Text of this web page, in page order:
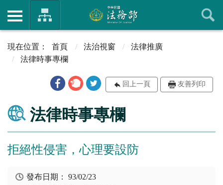
首頁 法治視窗
法律推廣
法律時事專欄
回上一頁 友善列印
法律時事專欄
拒絕性侵害，心理要設防
發布日期：93/02/23